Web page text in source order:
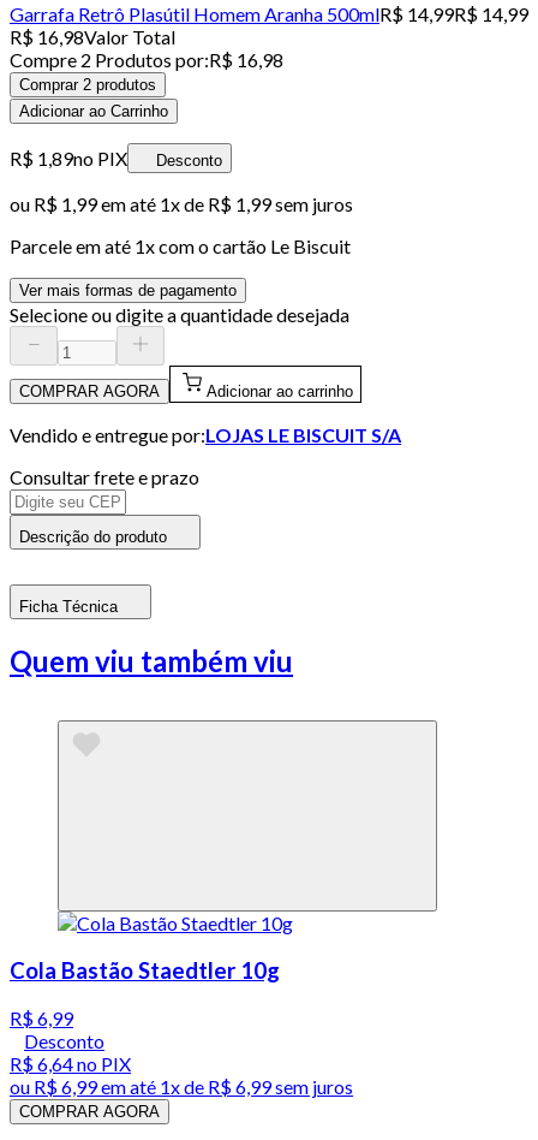
Garrafa Retrô Plasútil Homem Aranha 500mlR$ 14,99R$ 14,99
R$ 16,98Valor Total
Compre 2 Produtos por:R$ 16,98
Comprar 2 produtos
Adicionar ao Carrinho
R$ 1,89no PIX Desconto
ou R$ 1,99em até 1x de R$ 1,99sem juros
Parcele em até 1x com o cartão Le Biscuit
Ver mais formas de pagamento
Selecione ou digite a quantidade desejada
COMPRAR AGORA Adicionar ao carrinho
Vendido e entregue por:LOJAS LE BISCUIT S/A
Consultar frete e prazo
Descrição do produto
Ficha Técnica
Quem viu também viu
Cola Bastão Staedtler 10g
R$ 6,99
Desconto
R$ 6,64no PIX
ou R$ 6,99em até 1x de R$ 6,99sem juros
COMPRAR AGORA